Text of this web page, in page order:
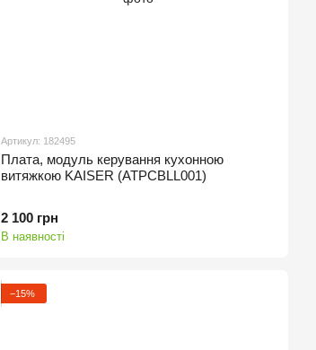
Артикул: 182495
Плата, модуль керування кухонною
витяжкою KAISER (ATPCBLL001)
2 100 грн
В наявності
−15%